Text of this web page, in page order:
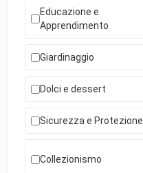
Educazione e
Apprendimento
Giardinaggio
Dolci e dessert
Sicurezza e Protezione
Collezionismo